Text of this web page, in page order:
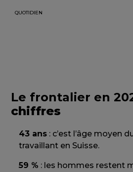
QUOTIDIEN
Le frontalier en
chiffres
43 ans : c’est l’âge moyen
travaillant en Suisse.
59 % : les hommes restent